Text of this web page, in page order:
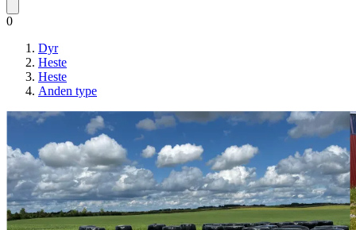
0
Dyr
Heste
Heste
Anden type